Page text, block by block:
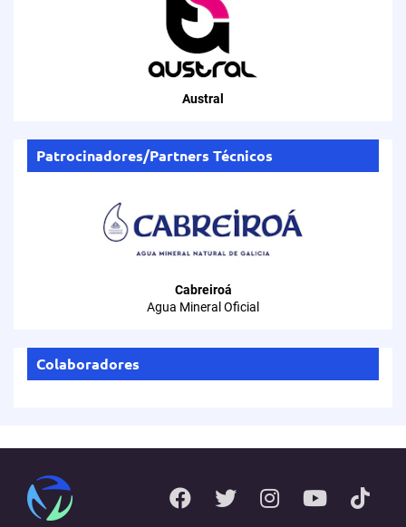
Austral
Patrocinadores/Partners Técnicos
Cabreiroá
Agua Mineral Oficial
Colaboradores